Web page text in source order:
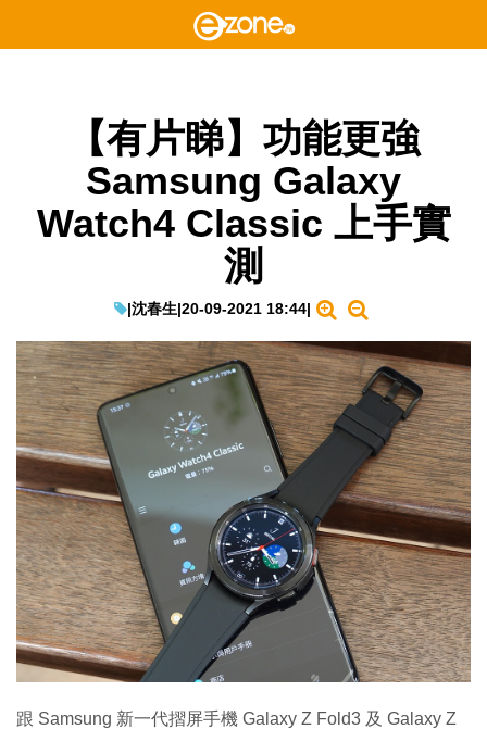
【有片睇】功能更強
Samsung Galaxy
Watch4 Classic 上手實
測
|沈春生|20-09-2021 18:44|
跟 Samsung 新一代摺屏手機 Galaxy Z Fold3 及 Galaxy Z